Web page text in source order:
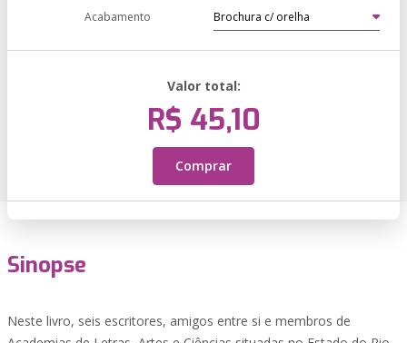
Acabamento
Valor total:
R$ 45,10
Comprar
Sinopse
Neste livro, seis escritores, amigos entre si e membros de